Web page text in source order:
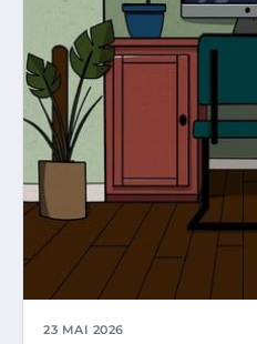
23 MAI 2026